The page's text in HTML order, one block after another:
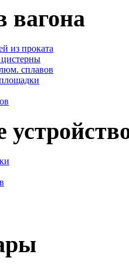
вагона
из проката
цистерны
сплавов